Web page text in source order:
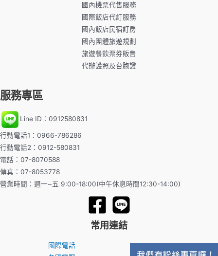
國內機票代售服務
國際飯店代訂服務
國內飯店民宿訂房
國內團體旅遊規劃
旅遊餐飲票券販售
代辦護照及台胞證
服務專區
Line ID：0912580831
行動電話1：0966-786286
行動電話2：0912-580831
電話：07-8070588
傳真：07-8053778
營業時間：週一~五 9:00-18:00(中午休息時間12:30-14:00)
常用連結
國際電話